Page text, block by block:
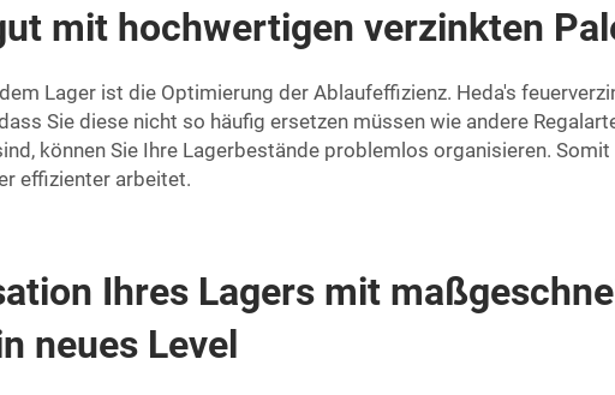
mit hochwertigen verzinkten
Lager ist die Optimierung der Ablaufeffizienz. Heda's
Sie diese nicht so häufig ersetzen müssen wie andere
können Sie Ihre Lagerbestände problemlos organisieren.
effizienter arbeitet.
Ihres Lagers mit
neues Level